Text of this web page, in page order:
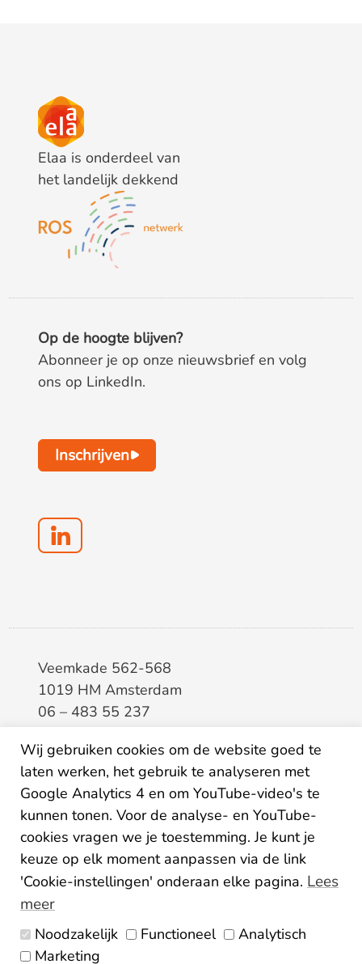
Elaa is onderdeel van
het landelijk dekkend
Op de hoogte blijven?
Abonneer je op onze nieuwsbrief en volg
ons op LinkedIn.
Inschrijven
Veemkade 562-568
1019 HM Amsterdam
06 – 483 55 237
BTW8133.20.343.B.01
KvK34207150
IBANNL26ABNA0507435125
Algemene voorwaarden
Wij gebruiken cookies om de website goed te
laten werken, het gebruik te analyseren met
Google Analytics 4 en om YouTube-video's te
kunnen tonen. Voor de analyse- en YouTube-
cookies vragen we je toestemming. Je kunt je
keuze op elk moment aanpassen via de link
'Cookie-instellingen' onderaan elke pagina. Lees
meer
Noodzakelijk Functioneel
Analytisch
Marketing